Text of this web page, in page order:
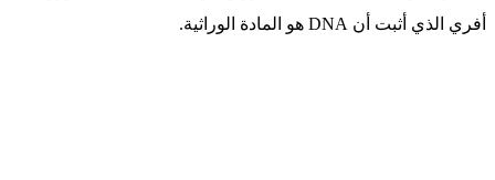
أفري الذي أثبت أن DNA هو المادة الوراثية.